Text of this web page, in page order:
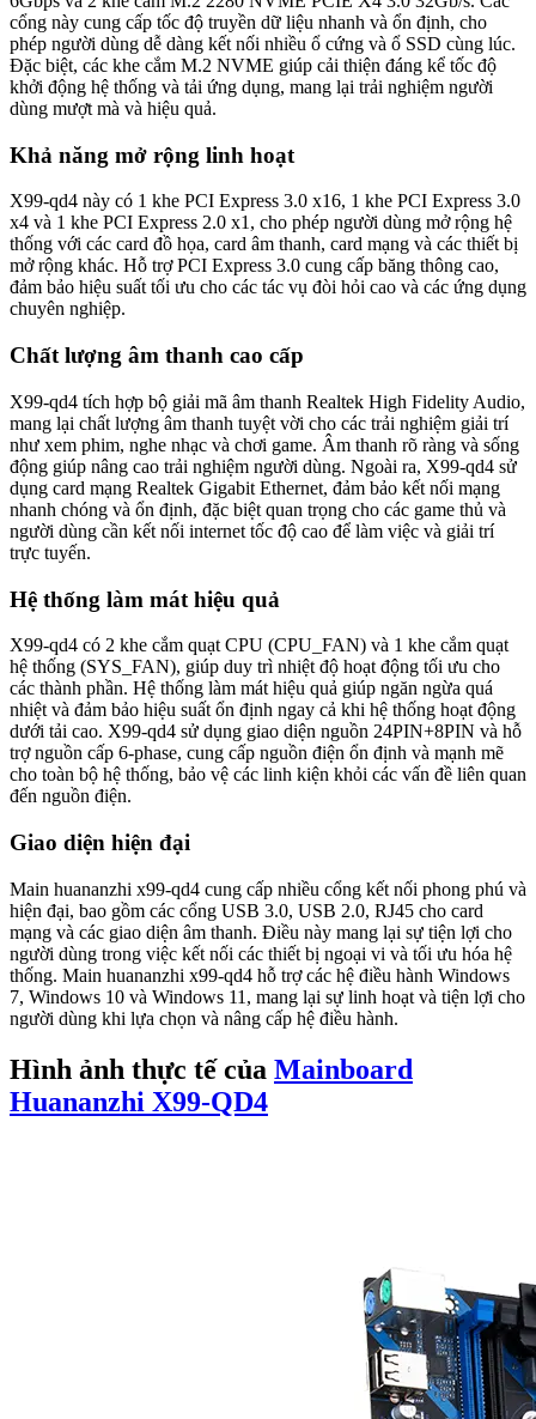
cổng này cung cấp tốc độ truyền dữ liệu nhanh và ổn định, cho
phép người dùng dễ dàng kết nối nhiều ổ cứng và ổ SSD cùng lúc.
Đặc biệt, các khe cắm M.2 NVME giúp cải thiện đáng kể tốc độ
khởi động hệ thống và tải ứng dụng, mang lại trải nghiệm người
dùng mượt mà và hiệu quả.
Khả năng mở rộng linh hoạt
X99-qd4 này có 1 khe PCI Express 3.0 x16, 1 khe PCI Express 3.0
x4 và 1 khe PCI Express 2.0 x1, cho phép người dùng mở rộng hệ
thống với các card đồ họa, card âm thanh, card mạng và các thiết bị
mở rộng khác. Hỗ trợ PCI Express 3.0 cung cấp băng thông cao,
đảm bảo hiệu suất tối ưu cho các tác vụ đòi hỏi cao và các ứng dụng
chuyên nghiệp.
Chất lượng âm thanh cao cấp
X99-qd4 tích hợp bộ giải mã âm thanh Realtek High Fidelity Audio,
mang lại chất lượng âm thanh tuyệt vời cho các trải nghiệm giải trí
như xem phim, nghe nhạc và chơi game. Âm thanh rõ ràng và sống
động giúp nâng cao trải nghiệm người dùng. Ngoài ra, X99-qd4 sử
dụng card mạng Realtek Gigabit Ethernet, đảm bảo kết nối mạng
nhanh chóng và ổn định, đặc biệt quan trọng cho các game thủ và
người dùng cần kết nối internet tốc độ cao để làm việc và giải trí
trực tuyến.
Hệ thống làm mát hiệu quả
X99-qd4 có 2 khe cắm quạt CPU (CPU_FAN) và 1 khe cắm quạt
hệ thống (SYS_FAN), giúp duy trì nhiệt độ hoạt động tối ưu cho
các thành phần. Hệ thống làm mát hiệu quả giúp ngăn ngừa quá
nhiệt và đảm bảo hiệu suất ổn định ngay cả khi hệ thống hoạt động
dưới tải cao. X99-qd4 sử dụng giao diện nguồn 24PIN+8PIN và hỗ
trợ nguồn cấp 6-phase, cung cấp nguồn điện ổn định và mạnh mẽ
cho toàn bộ hệ thống, bảo vệ các linh kiện khỏi các vấn đề liên quan
đến nguồn điện.
Giao diện hiện đại
Main huananzhi x99-qd4 cung cấp nhiều cổng kết nối phong phú và
hiện đại, bao gồm các cổng USB 3.0, USB 2.0, RJ45 cho card
mạng và các giao diện âm thanh. Điều này mang lại sự tiện lợi cho
người dùng trong việc kết nối các thiết bị ngoại vi và tối ưu hóa hệ
thống. Main huananzhi x99-qd4 hỗ trợ các hệ điều hành Windows
7, Windows 10 và Windows 11, mang lại sự linh hoạt và tiện lợi cho
người dùng khi lựa chọn và nâng cấp hệ điều hành.
Hình ảnh thực tế của Mainboard
Huananzhi X99-QD4